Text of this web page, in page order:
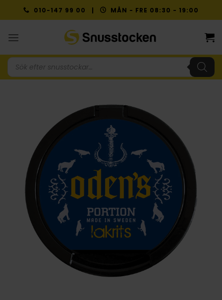
to
010-147 99 00 | MÅN - FRE 08:30 - 19:00
Produktsökning